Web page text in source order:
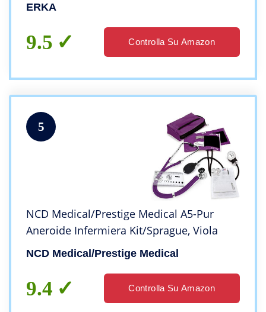
ERKA
9.5 Controlla Su Amazon
5
NCD Medical/Prestige Medical A5-Pur
Aneroide Infermiera Kit/Sprague, Viola
NCD Medical/Prestige Medical
9.4 Controlla Su Amazon